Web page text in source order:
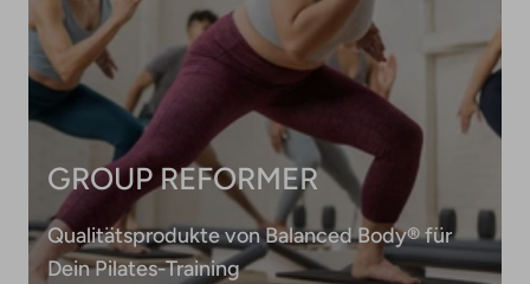
GROUP REFORMER
Qualitätsprodukte von Balanced Body® für
Dein Pilates-Training